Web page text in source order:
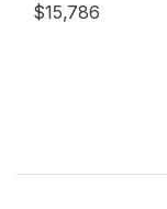
$15,786